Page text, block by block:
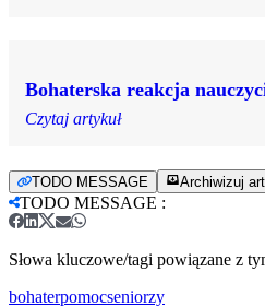
Bohaterska reakcja
Czytaj artykuł
TODO MESSAGE Archiwizuj
TODO MESSAGE :
Słowa kluczowe/tagi powiązane z
bohaterpomocseniorzy